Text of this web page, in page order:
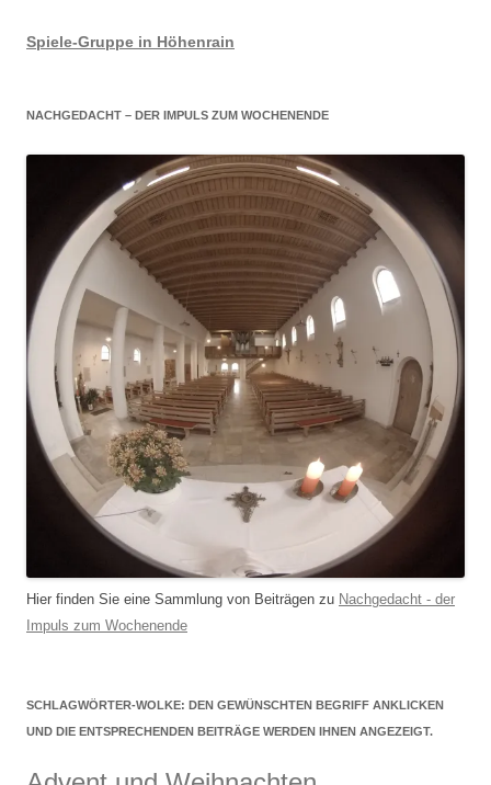
Spiele-Gruppe in Höhenrain
NACHGEDACHT – DER IMPULS ZUM WOCHENENDE
Hier finden Sie eine Sammlung von Beiträgen zu Nachgedacht - der
Impuls zum Wochenende
SCHLAGWÖRTER-WOLKE: DEN GEWÜNSCHTEN BEGRIFF ANKLICKEN
UND DIE ENTSPRECHENDEN BEITRÄGE WERDEN IHNEN ANGEZEIGT.